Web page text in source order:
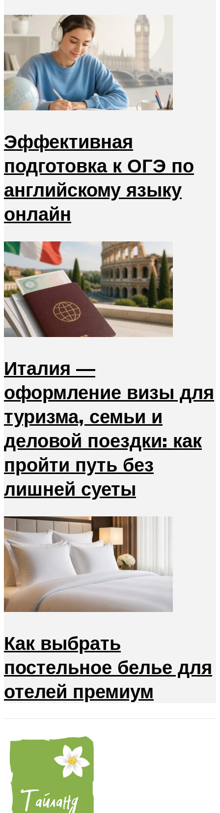
Эффективная
подготовка к ОГЭ по
английскому языку
онлайн
Италия —
оформление визы для
туризма, семьи и
деловой поездки: как
пройти путь без
лишней суеты
Как выбрать
постельное белье для
отелей премиум